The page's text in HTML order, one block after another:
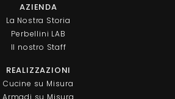
AZIENDA
La Nostra Storia
Perbellini LAB
Il nostro Staff
REALIZZAZIONI
Cucine su Misura
Armadi su Misura